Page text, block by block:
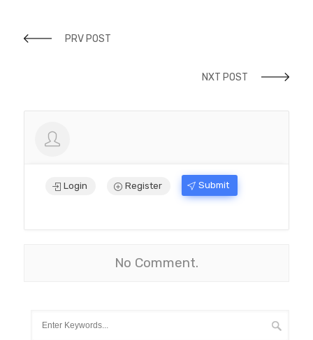
PRV POST
NXT POST
Login Register Submit
No Comment.